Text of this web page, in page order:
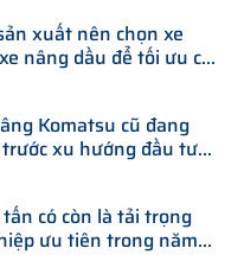
xuất nên chọn xe
nâng dầu để tối ưu chi
Komatsu cũ đang
xu hướng đầu tư
có còn là tải trọng
ưu tiên trong năm